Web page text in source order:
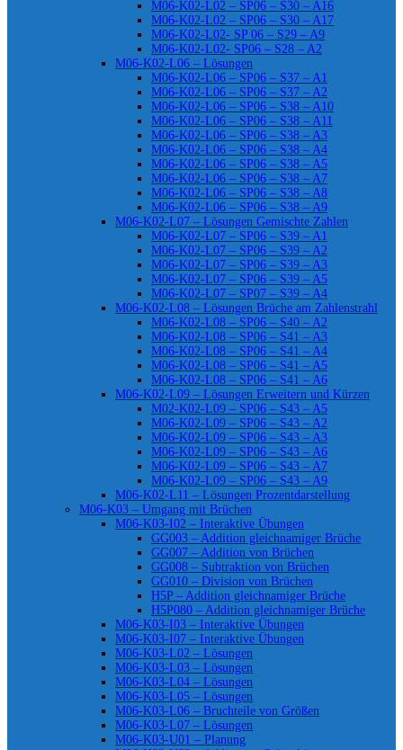
M06-K02-L02 – SP06 – S30 – A16
M06-K02-L02 – SP06 – S30 – A17
M06-K02-L02- SP 06 – S29 – A9
M06-K02-L02- SP06 – S28 – A2
M06-K02-L06 – Lösungen
M06-K02-L06 – SP06 – S37 – A1
M06-K02-L06 – SP06 – S37 – A2
M06-K02-L06 – SP06 – S38 – A10
M06-K02-L06 – SP06 – S38 – A11
M06-K02-L06 – SP06 – S38 – A3
M06-K02-L06 – SP06 – S38 – A4
M06-K02-L06 – SP06 – S38 – A5
M06-K02-L06 – SP06 – S38 – A7
M06-K02-L06 – SP06 – S38 – A8
M06-K02-L06 – SP06 – S38 – A9
M06-K02-L07 – Lösungen Gemischte Zahlen
M06-K02-L07 – SP06 – S39 – A1
M06-K02-L07 – SP06 – S39 – A2
M06-K02-L07 – SP06 – S39 – A3
M06-K02-L07 – SP06 – S39 – A5
M06-K02-L07 – SP07 – S39 – A4
M06-K02-L08 – Lösungen Brüche am Zahlenstrahl
M06-K02-L08 – SP06 – S40 – A2
M06-K02-L08 – SP06 – S41 – A3
M06-K02-L08 – SP06 – S41 – A4
M06-K02-L08 – SP06 – S41 – A5
M06-K02-L08 – SP06 – S41 – A6
M06-K02-L09 – Lösungen Erweitern und Kürzen
M02-K02-L09 – SP06 – S43 – A5
M06-K02-L09 – SP06 – S43 – A2
M06-K02-L09 – SP06 – S43 – A3
M06-K02-L09 – SP06 – S43 – A6
M06-K02-L09 – SP06 – S43 – A7
M06-K02-L09 – SP06 – S43 – A9
M06-K02-L11 – Lösungen Prozentdarstellung
M06-K03 – Umgang mit Brüchen
M06-K03-I02 – Interaktive Übungen
GG003 – Addition gleichnamiger Brüche
GG007 – Addition von Brüchen
GG008 – Subtraktion von Brüchen
GG010 – Division von Brüchen
H5P – Addition gleichnamiger Brüche
H5P080 – Addition gleichnamiger Brüche
M06-K03-I03 – Interaktive Übungen
M06-K03-I07 – Interaktive Übungen
M06-K03-L02 – Lösungen
M06-K03-L03 – Lösungen
M06-K03-L04 – Lösungen
M06-K03-L05 – Lösungen
M06-K03-L06 – Bruchteile von Größen
M06-K03-L07 – Lösungen
M06-K03-U01 – Planung